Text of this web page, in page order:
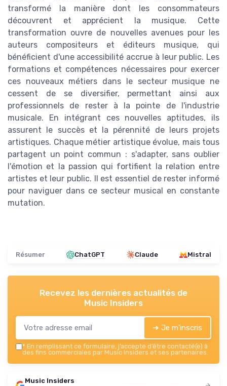
transformé la manière dont les consommateurs
découvrent et apprécient la musique. Cette
transformation ouvre de nouvelles avenues pour les
auteurs compositeurs et éditeurs musique, qui
bénéficient d'une accessibilité accrue à leur public. Les
formations et compétences nécessaires pour exercer
ces nouveaux métiers dans le secteur musique ne
cessent de se diversifier, permettant ainsi aux
professionnels de rester à la pointe de l'industrie
musicale. En intégrant ces nouvelles aptitudes, ils
assurent le succès et la pérennité de leurs projets
artistiques. Chaque métier artistique évolue, mais tous
partagent un point commun : s'adapter, sans oublier
l'émotion et la passion qui fortifient la relation entre
artistes et leur public. Il est essentiel de rester informé
pour naviguer dans ce secteur musical en constante
mutation.
Résumer ChatGPT Claude Mistral
Recevez les dernières actualités de
Music Insiders
➔ Je m'inscris
* En remplissant ce formulaire, j’accepte d’être contacté(e) à
des fins commerciales par Music Insiders et ses partenaires.
Music Insiders